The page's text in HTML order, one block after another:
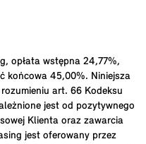
opłata wstępna 24,77%,
końcowa 45,00%. Niniejsza
art. 66 Kodeksu
jest od pozytywnego
Klienta oraz zawarcia
jest oferowany przez